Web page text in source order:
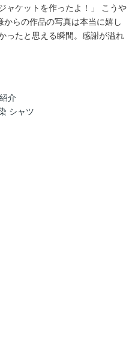
ャケットを作ったよ！」 こうや
らの作品の写真は本当に嬉し
ったと思える瞬間。感謝が溢れ
介
シャツ